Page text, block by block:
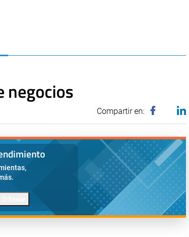
negocios
Compartir en: